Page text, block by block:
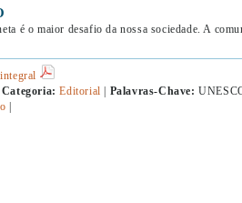
é o maior desafio da nossa sociedade. A
Categoria: Editorial Palavras-Chave: